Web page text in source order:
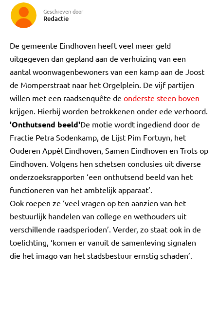
Geschreven door
Redactie
De gemeente Eindhoven heeft veel meer geld
uitgegeven dan gepland aan de verhuizing van een
aantal woonwagenbewoners van een kamp aan de Joost
de Momperstraat naar het Orgelplein. De vijf partijen
willen met een raadsenquête de onderste steen boven
krijgen. Hierbij worden betrokkenen onder ede verhoord.
'Onthutsend beeld'De motie wordt ingediend door de
Fractie Petra Sodenkamp, de Lijst Pim Fortuyn, het
Ouderen Appèl Eindhoven, Samen Eindhoven en Trots op
Eindhoven. Volgens hen schetsen conclusies uit diverse
onderzoeksrapporten ‘een onthutsend beeld van het
functioneren van het ambtelijk apparaat’.
Ook roepen ze ‘veel vragen op ten aanzien van het
bestuurlijk handelen van college en wethouders uit
verschillende raadsperioden’. Verder, zo staat ook in de
toelichting, ‘komen er vanuit de samenleving signalen
die het imago van het stadsbestuur ernstig schaden’.